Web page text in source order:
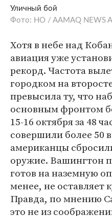
Уличный бой
Фото: HO / AAMAQ NEWS
Хотя в небе над
авиация уже
рекорд. Частота
городком на
превысила ту, что
основным фронтом
15-16 октября за 48
совершили более 50
американцы
оружие. Вашингтон
готов на наземную
менее, не оставляет
Правда, по мнению
это не из